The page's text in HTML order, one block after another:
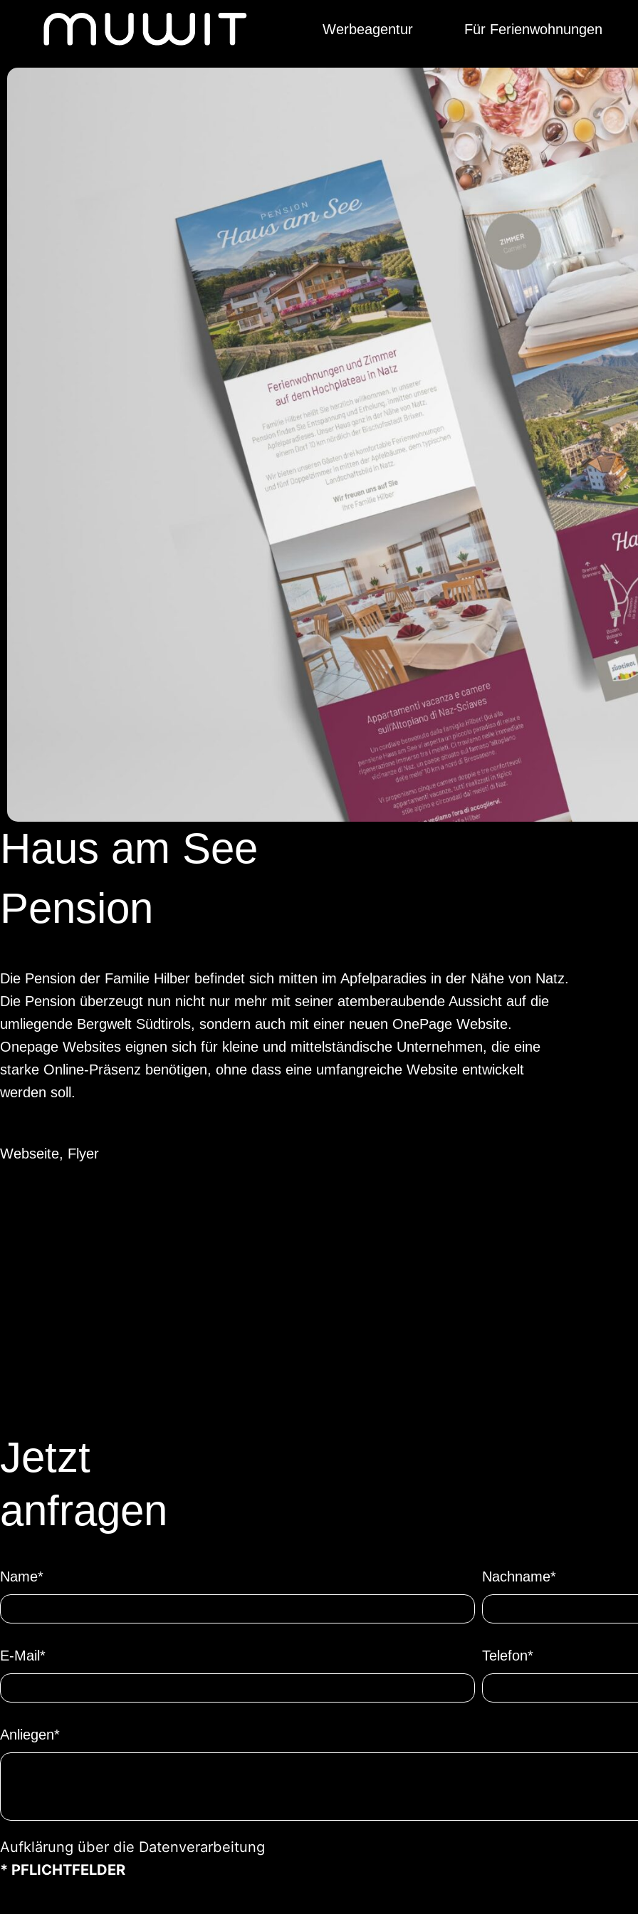
Werbeagentur Für Ferienwohnungen
Haus am See
Pension
Die Pension der Familie Hilber befindet sich mitten im Apfelparadies in der Nähe von Natz.
Die Pension überzeugt nun nicht nur mehr mit seiner atemberaubende Aussicht auf die
umliegende Bergwelt Südtirols, sondern auch mit einer neuen OnePage Website.
Onepage Websites eignen sich für kleine und mittelständische Unternehmen, die eine
starke Online-Präsenz benötigen, ohne dass eine umfangreiche Website entwickelt
werden soll.
Webseite, Flyer
Jetzt
anfragen
Name* Nachname*
E-Mail* Telefon*
Anliegen*
Aufklärung über die Datenverarbeitung
* PFLICHTFELDER